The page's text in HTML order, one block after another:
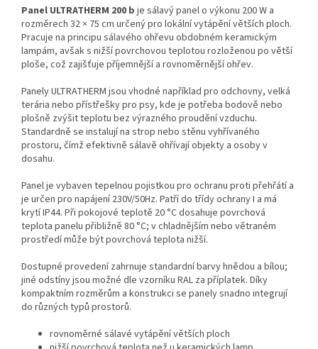
Panel ULTRATHERM 200 b je sálavý panel o výkonu 200 W a
rozměrech 32 × 75 cm určený pro lokální vytápění větších ploch.
Pracuje na principu sálavého ohřevu obdobném keramickým
lampám, avšak s nižší povrchovou teplotou rozloženou po větší
ploše, což zajišťuje příjemnější a rovnoměrnější ohřev.
Panely ULTRATHERM jsou vhodné například pro odchovny, velká
terária nebo přístřešky pro psy, kde je potřeba bodově nebo
plošně zvýšit teplotu bez výrazného proudění vzduchu.
Standardně se instalují na strop nebo stěnu vyhřívaného
prostoru, čímž efektivně sálavě ohřívají objekty a osoby v
dosahu.
Panel je vybaven tepelnou pojistkou pro ochranu proti přehřátí a
je určen pro napájení 230V/50Hz. Patří do třídy ochrany I a má
krytí IP44. Při pokojové teplotě 20 °C dosahuje povrchová
teplota panelu přibližně 80 °C; v chladnějším nebo větraném
prostředí může být povrchová teplota nižší.
Dostupné provedení zahrnuje standardní barvy hnědou a bílou;
jiné odstíny jsou možné dle vzorníku RAL za příplatek. Díky
kompaktním rozměrům a konstrukci se panely snadno integrují
do různých typů prostorů.
rovnoměrné sálavé vytápění větších ploch